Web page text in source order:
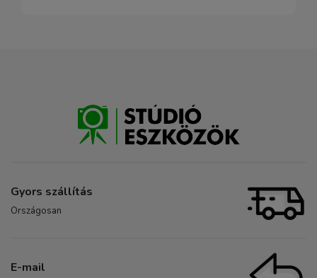
Gyors szállítás
Országosan
E-mail